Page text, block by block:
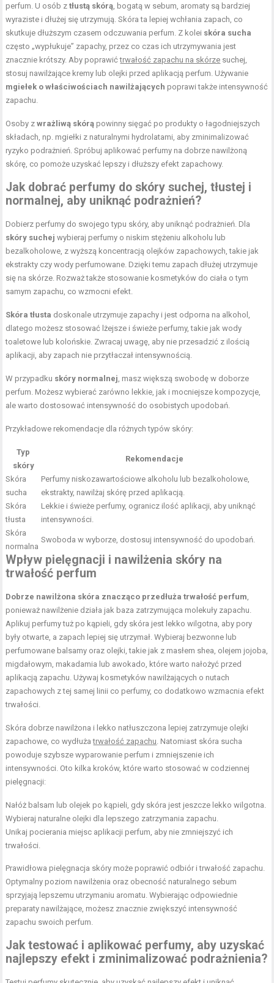
perfum. U osób ztłustą skórą , bogatą w sebum, aromaty są bardziej
wyraziste i dłużej się utrzymują. Skóra ta lepiej wchłania zapach, co
skutkuje dłuższym czasem odczuwania perfum. Z kolei skóra sucha
często „wypłukuje” zapachy, przez co czas ich utrzymywania jest
znacznie krótszy. Aby poprawićtrwałość zapachu na skórze suchej,
stosuj nawilżające kremy lub olejki przed aplikacją perfum. Używanie
mgiełek o właściwościach nawilżających poprawi także intensywność
zapachu.
Osoby zwrażliwą skórą powinny sięgać po produkty o łagodniejszych
składach, np. mgiełki z naturalnymi hydrolatami, aby zminimalizować
ryzyko podrażnień. Spróbuj aplikować perfumy na dobrze nawilżoną
skórę, co pomoże uzyskać lepszy i dłuższy efekt zapachowy.
Jak dobrać perfumy do skóry suchej, tłustej i
normalnej, aby uniknąć podrażnień?
Dobierz perfumy do swojego typu skóry, aby uniknąć podrażnień. Dla
skóry suchej wybieraj perfumy o niskim stężeniu alkoholu lub
bezalkoholowe, z wyższą koncentracją olejków zapachowych, takie jak
ekstrakty czy wody perfumowane. Dzięki temu zapach dłużej utrzymuje
się na skórze. Rozważ także stosowanie kosmetyków do ciała o tym
samym zapachu, co wzmocni efekt.
Skóra tłusta doskonale utrzymuje zapachy i jest odporna na alkohol,
dlatego możesz stosować lżejsze i świeże perfumy, takie jak wody
toaletowe lub kolońskie. Zwracaj uwagę, aby nie przesadzić z ilością
aplikacji, aby zapach nie przytłaczał intensywnością.
W przypadku skóry normalnej , masz większą swobodę w doborze
perfum. Możesz wybierać zarówno lekkie, jak i mocniejsze kompozycje,
ale warto dostosować intensywność do osobistych upodobań.
Przykładowe rekomendacje dla różnych typów skóry:
Typ
skóry
Rekomendacje
Skóra
sucha
Perfumy niskozawartościowe alkoholu lub bezalkoholowe,
ekstrakty, nawilżaj skórę przed aplikacją.
Skóra
tłusta
Lekkie i świeże perfumy, ogranicz ilość aplikacji, aby uniknąć
intensywności.
Skóra
normalna
Swoboda w wyborze, dostosuj intensywność do upodobań.
Wpływ pielęgnacji i nawilżenia skóry na
trwałość perfum
Dobrze nawilżona skóra znacząco przedłuża trwałość perfum
ponieważ nawilżenie działa jak baza zatrzymująca molekuły zapachu.
Aplikuj perfumy tuż po kąpieli, gdy skóra jest lekko wilgotna, aby pory
były otwarte, a zapach lepiej się utrzymał. Wybieraj bezwonne lub
perfumowane balsamy oraz olejki, takie jak z masłem shea, olejem jojoba,
migdałowym, makadamia lub awokado, które warto nałożyć przed
aplikacją zapachu. Używaj kosmetyków nawilżających o nutach
zapachowych z tej samej linii co perfumy, co dodatkowo wzmacnia efekt
trwałości.
Skóra dobrze nawilżona i lekko natłuszczona lepiej zatrzymuje olejki
zapachowe, co wydłużatrwałość zapachu . Natomiast skóra sucha
powoduje szybsze wyparowanie perfum i zmniejszenie ich
intensywności. Oto kilka kroków, które warto stosować w codziennej
pielęgnacji:
Nałóż balsam lub olejek po kąpieli, gdy skóra jest jeszcze lekko wilgotna.
Wybieraj naturalne olejki dla lepszego zatrzymania zapachu.
Unikaj pocierania miejsc aplikacji perfum, aby nie zmniejszyć ich
trwałości.
Prawidłowa pielęgnacja skóry może poprawić odbiór i trwałość zapachu.
Optymalny poziom nawilżenia oraz obecność naturalnego sebum
sprzyjają lepszemu utrzymaniu aromatu. Wybierając odpowiednie
preparaty nawilżające, możesz znacznie zwiększyć intensywność
zapachu swoich perfum.
Jak testować i aplikować perfumy, aby uzyskać
najlepszy efekt i zminimalizować podrażnienia?